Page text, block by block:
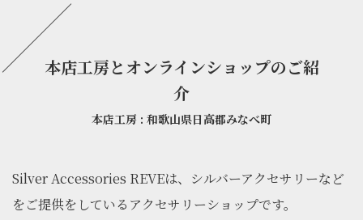
本店工房とオンラインショップのご紹
介
本店工房 : 和歌山県日高郡みなべ町
Silver Accessories REVEは、シルバーアクセサリーなど
をご提供をしているアクセサリーショップです。